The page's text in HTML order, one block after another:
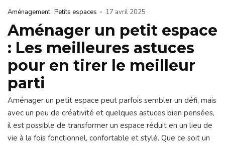
Aménagement Petits espaces - 17 avril 2025
Aménager un petit espace
: Les meilleures astuces
pour en tirer le meilleur
parti
Aménager un petit espace peut parfois sembler un défi, mais
avec un peu de créativité et quelques astuces bien pensées,
il est possible de transformer un espace réduit en un lieu de
vie à la fois fonctionnel, confortable et stylé. Que ce soit un